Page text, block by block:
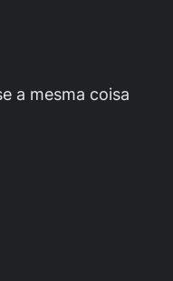
a mesma coisa